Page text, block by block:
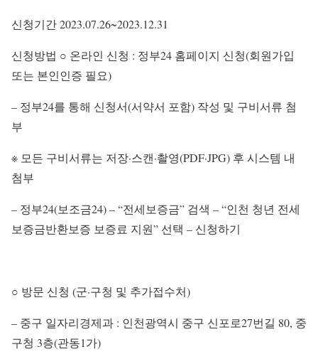
신청기간 2023.07.26~2023.12.31
신청방법 ○ 온라인 신청 : 정부24 홈페이지 신청(회원가입
또는 본인인증 필요)
– 정부24를 통해 신청서(서약서 포함) 작성 및 구비서류 첨
부
※ 모든 구비서류는 저장·스캔·촬영(PDF·JPG) 후 시스템 내
첨부
– 정부24(보조금24) – “전세보증금” 검색 – “인천 청년 전세
보증금반환보증 보증료 지원” 선택 – 신청하기
○ 방문 신청 (군·구청 및 추가접수처)
– 중구 일자리경제과 : 인천광역시 중구 신포로27번길 80, 중
구청 3층(관동1가)